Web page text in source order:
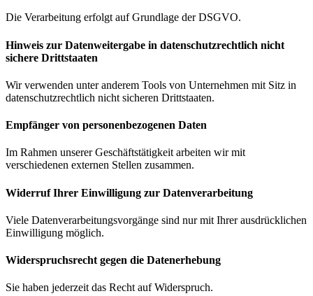
Die Verarbeitung erfolgt auf Grundlage der DSGVO.
Hinweis zur Datenweitergabe in datenschutzrechtlich nicht
sichere Drittstaaten
Wir verwenden unter anderem Tools von Unternehmen mit Sitz in
datenschutzrechtlich nicht sicheren Drittstaaten.
Empfänger von personenbezogenen Daten
Im Rahmen unserer Geschäftstätigkeit arbeiten wir mit
verschiedenen externen Stellen zusammen.
Widerruf Ihrer Einwilligung zur Datenverarbeitung
Viele Datenverarbeitungsvorgänge sind nur mit Ihrer ausdrücklichen
Einwilligung möglich.
Widerspruchsrecht gegen die Datenerhebung
Sie haben jederzeit das Recht auf Widerspruch.